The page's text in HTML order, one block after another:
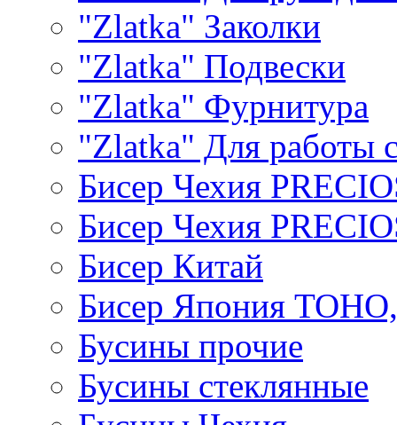
"Zlatka" Заколки
"Zlatka" Подвески
"Zlatka" Фурнитура
"Zlatka" Для работы
Бисер Чехия
Бисер Чехия
Бисер Китай
Бисер Япония
Бусины прочие
Бусины стеклянные